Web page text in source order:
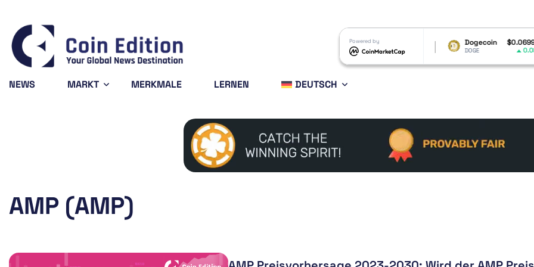
Powered by$1.06
-0.95%
Dogecoin $0.069961
DOGE
NEWS MARKT MERKMALE LERNEN DEUTSCH
AMP (AMP)